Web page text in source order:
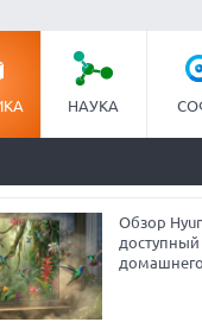
НАУКА
Обзор
доступный